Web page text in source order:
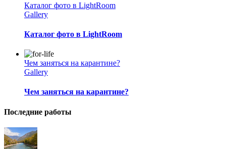
Каталог фото в LightRoom
Gallery
Каталог фото в LightRoom
Чем заняться на карантине?
Gallery
Чем заняться на карантине?
Последние работы